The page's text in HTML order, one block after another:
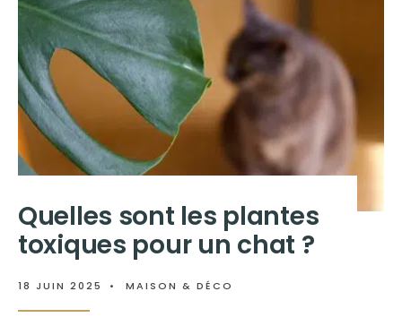
Quelles sont les plantes
toxiques pour un chat ?
18 JUIN 2025 • MAISON & DÉCO